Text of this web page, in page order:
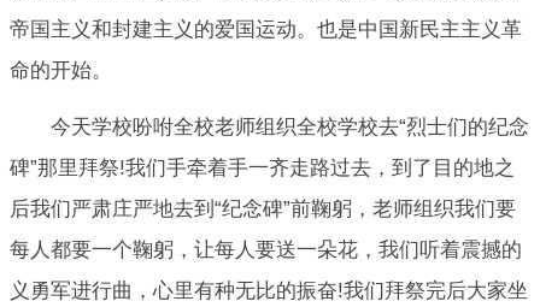
帝国主义和封建主义的爱国运动。也是中国新民主主义革
命的开始。
今天学校吩咐全校老师组织全校学校去“烈士们的纪念
碑”那里拜祭!我们手牵着手一齐走路过去，到了目的地之
后我们严肃庄严地去到“纪念碑”前鞠躬，老师组织我们要
每人都要一个鞠躬，让每人要送一朵花，我们听着震撼的
义勇军进行曲，心里有种无比的振奋!我们拜祭完后大家坐